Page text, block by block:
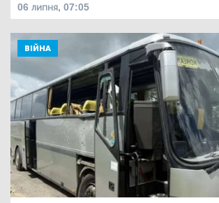
06 липня, 07:05
ВІЙНА